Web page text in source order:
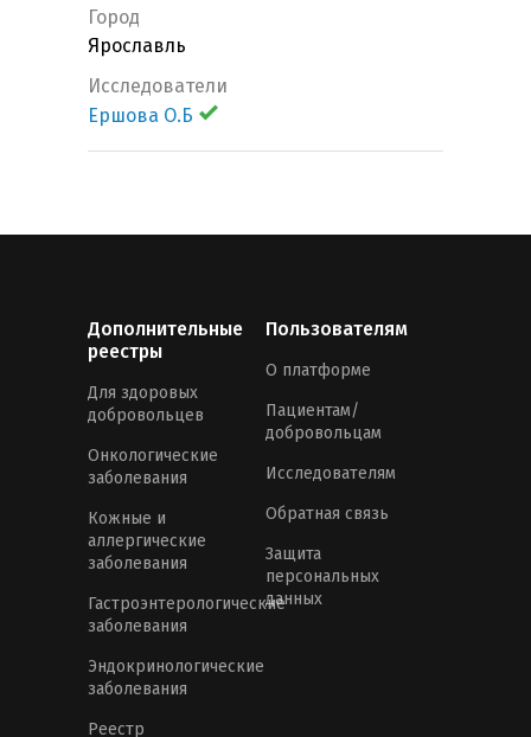
Город
Ярославль
Исследователи
Ершова О.Б
Дополнительные
реестры
Для здоровых
добровольцев
Онкологические
заболевания
Кожные и
аллергические
заболевания
Гастроэнтерологические
заболевания
Эндокринологические
заболевания
Реестр
Пользователям
О платформе
Пациентам/
добровольцам
Исследователям
Обратная связь
Защита
персональных
данных